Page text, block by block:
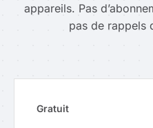
appareils. Pas
pas de rappels
Gratuit